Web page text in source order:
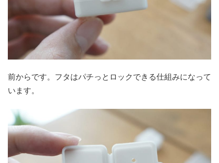
前からです。フタはパチっとロックできる仕組みになって
います。